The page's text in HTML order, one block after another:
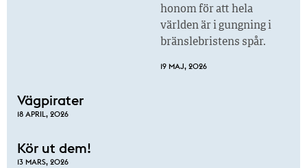
honom för att hela
världen är i gungning i
bränslebristens spår.
19 MAJ, 2026
Vägpirater
18 APRIL, 2026
Kör ut dem!
13 MARS, 2026